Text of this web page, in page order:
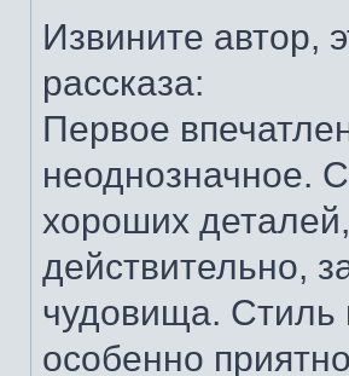
Извините автор,
рассказа:
Первое
неоднозначное.
хороших
действительно,
чудовища. Стиль
особенно